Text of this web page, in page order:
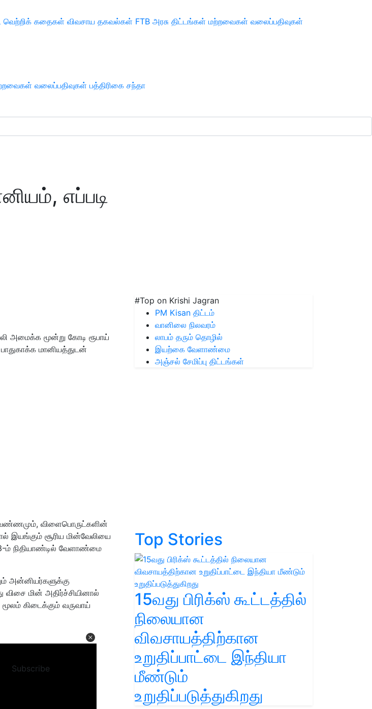
வெற்றிக் கதைகள் விவசாய தகவல்கள் FTB அரசு திட்டங்கள் மற்றவைகள் வலைப்பதிவுகள்
வலைப்பதிவுகள் பத்திரிகை சந்தா
Subscribe
எப்படி
அமைக்க மூன்று கோடி ரூபாய்
மானியத்துடன்
விளைபொருட்களின்
இயங்கும் சூரிய மின்வேலியை
ம் நிதியாண்டில் வேளாண்மை
அன்னியர்களுக்கு
விசை மின் அதிர்ச்சியினால்
கிடைக்கும் வருவாய்
#Top on Krishi Jagran
PM Kisan திட்டம்
வானிலை நிலவரம்
லாபம் தரும் தொழில்
இயற்கை வேளாண்மை
அஞ்சல் சேமிப்பு திட்டங்கள்
Top Stories
15வது பிரிக்ஸ் கூட்டத்தில்
நிலையான
விவசாயத்திற்கான
உறுதிப்பாட்டை இந்தியா
மீண்டும்
உறுதிப்படுத்துகிறது